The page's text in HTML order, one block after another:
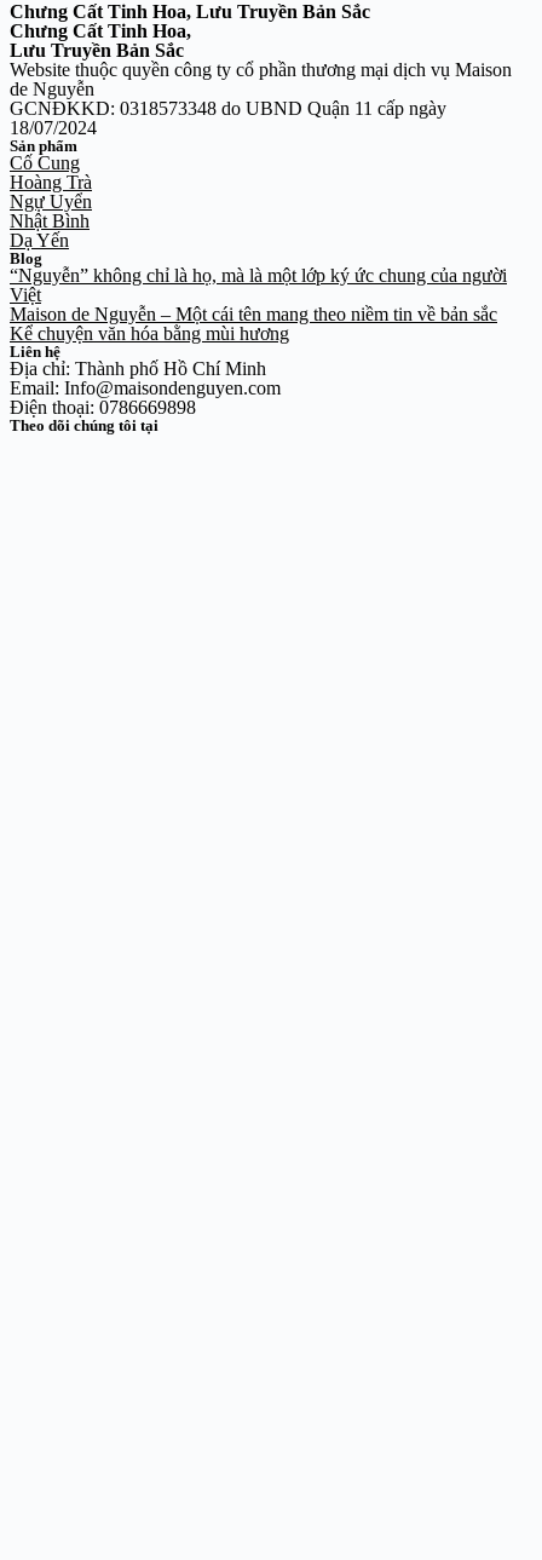
Chưng Cất Tinh Hoa, Lưu Truyền Bản Sắc
Chưng Cất Tinh Hoa,
Lưu Truyền Bản Sắc
Website thuộc quyền công ty cổ phần thương mại dịch vụ Maison
de Nguyễn
GCNĐKKD: 0318573348 do UBND Quận 11 cấp ngày
18/07/2024
Sản phẩm
Cố Cung
Hoàng Trà
Ngự Uyển
Nhật Bình
Dạ Yến
Blog
“Nguyễn” không chỉ là họ, mà là một lớp ký ức chung của người
Việt
Maison de Nguyễn – Một cái tên mang theo niềm tin về bản sắc
Kể chuyện văn hóa bằng mùi hương
Liên hệ
Địa chỉ: Thành phố Hồ Chí Minh
Email: Info@maisondenguyen.com
Điện thoại: 0786669898
Theo dõi chúng tôi tại